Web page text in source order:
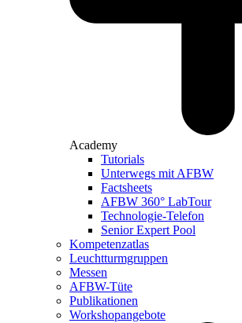
Academy
Tutorials
Unterwegs mit AFBW
Factsheets
AFBW 360° LabTour
Technologie-Telefon
Senior Expert Pool
Kompetenzatlas
Leuchtturm­gruppen
Messen
AFBW-Tüte
Publikationen
Workshopangebote